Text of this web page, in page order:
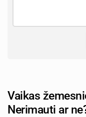
Vaikas
Nerimauti ar